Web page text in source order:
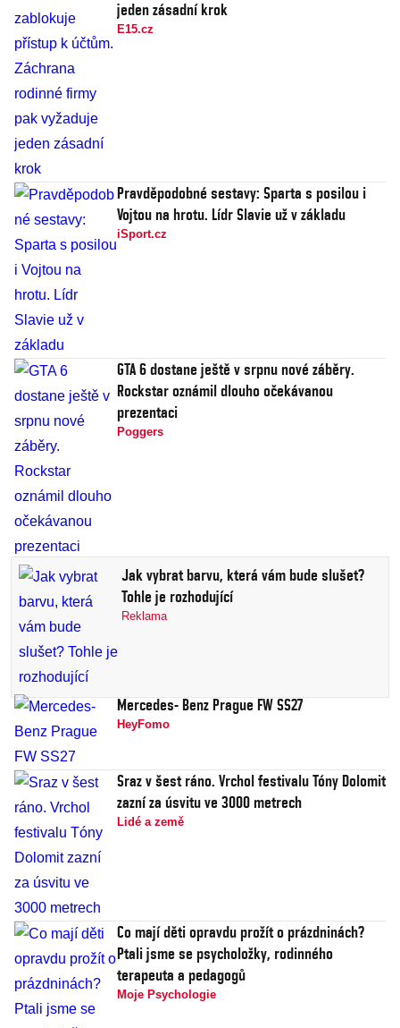
jeden zásadní krok
E15.cz
Pravděpodobné sestavy: Sparta s posilou i
Vojtou na hrotu. Lídr Slavie už v základu
iSport.cz
GTA 6 dostane ještě v srpnu nové záběry.
Rockstar oznámil dlouho očekávanou
prezentaci
Poggers
Jak vybrat barvu, která vám bude slušet?
Tohle je rozhodující
Reklama
Mercedes- Benz Prague FW SS27
HeyFomo
Sraz v šest ráno. Vrchol festivalu Tóny Dolomit
zazní za úsvitu ve 3000 metrech
Lidé a země
Co mají děti opravdu prožít o prázdninách?
Ptali jsme se psycholožky, rodinného
terapeuta a pedagogů
Moje Psychologie